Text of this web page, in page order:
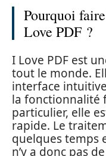
Pourquoi
Love PDF ?
I Love PDF est
tout le monde.
interface
la fonctionnalité
particulier, elle
rapide. Le
quelques temps
n’y a donc pas